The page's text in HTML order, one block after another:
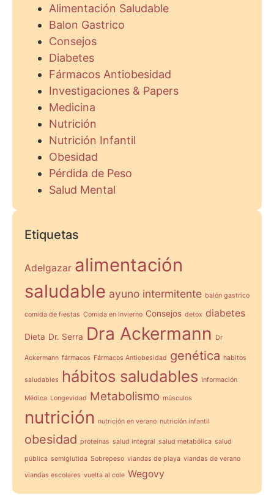
Alimentación Saludable
Balon Gastrico
Consejos
Diabetes
Fármacos Antiobesidad
Investigaciones & Papers
Medicina
Nutrición
Nutrición Infantil
Obesidad
Pérdida de Peso
Salud Mental
Etiquetas
Adelgazar alimentación
saludable ayuno intermitente balón gastrico
comida de fiestas Comida en Invierno Consejos detox diabetes
Dieta Dr. Serra Dra Ackermann Dr
Ackermann fármacos Fármacos Antiobesidad genética habitos
saludables hábitos saludables Información
Médica Longevidad Metabolismo músculos
nutrición nutrición en verano nutrición infantil
obesidad proteínas salud integral salud metabólica salud
pública semiglutida Sobrepeso viandas de playa viandas de verano
viandas escolares vuelta al cole Wegovy